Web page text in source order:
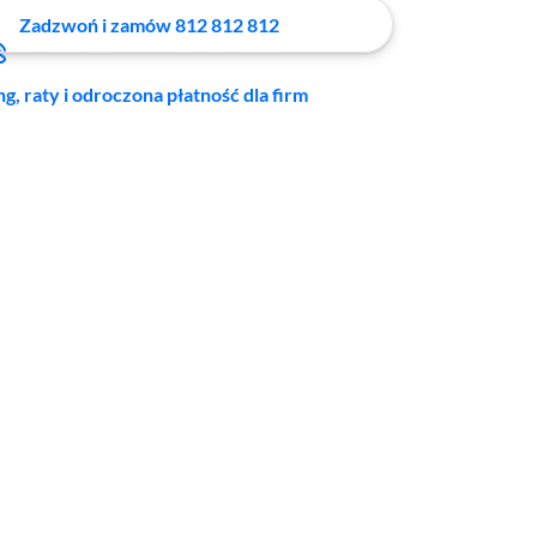
Zadzwoń i zamów 812 812 812
raty i odroczona płatność dla firm